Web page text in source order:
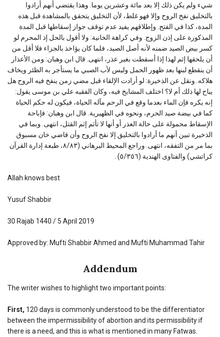
شيء ولم يكن ذلك إلا بعد مائة وعشرين يوما. وهذا يقتضي أنهم أرادوا
بالتخليق نفخ الروح وإلا فهو غلط، لأن التخليق يتحقق بالمشاهدة قبل هذه
المدة، كذا في الفتح. وإطلاقهم يفيد عدم توقف جواز إسقاطها قبل المدة
المذكورة على إذن الزوج. وفي كراهة الخانية: ولا أقول بالحل إذ المحرم لو
كسر بيض الصيد ضمنه لأنه أصل الصيد، فلما كان يؤاخذ بالجزاء فلا أقل من
أن يلحقها إثم لهذا إذا أسقطت بغير عذر، انتهى. قال ابن وهبان: ومن الأعذار
أن ينقطع لبنها بعد ظهور الحمل وليس لأب الصبي ما يستأجر به الظئر ويخاف
هلاكه. ونقل عن الذخيرة: لو أرادت الإلقاء قبل مضي زمن ينفخ فيه الروح هل
يباح لها ذلك أم لا؟ اختلف المشايخ فيه، وكان الفقيه علي بن موسى يقول:
إنه يكره فإن الماء بعدما وقع في الرحم مآله الحياة، فيكون له حكم الحياة
كما في بيضة صيد الحرم، ونحوه في الظهيرية. قال ابن وهبان: فإباحة
الإسقاط محمولة على حالة العذر أو أنها لا تأثم إثم القتل، انتهى. وبما في
الذخيرة تبين أنهم ما أرادوا بالتخليق إلا نفخ الروح وأن قاضي خان مسبوق
بما مر من التفقه، انتهى. وراجع المحيط البرهاني (٨/٨٣، طبعة إدارة القرآن
كراتشي) والفتاوى الهندية (٥/٣٥٦)۔
Allah knows best
Yusuf Shabbir
30 Rajab 1440 / 5 April 2019
Approved by: Mufti Shabbir Ahmed and Mufti Muhammad Tahir
Addendum
The writer wishes to highlight two important points:
First, 120 days is commonly understood to be the differentiator
between the impermissibility of abortion and its permissibility if
there is a need, and this is what is mentioned in many Fatwas.